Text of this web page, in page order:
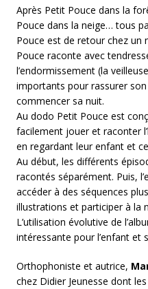
Après Petit Pouce dans la
Pouce dans la neige… tous
Pouce est de retour chez un
Pouce raconte avec
l’endormissement (la
importants pour rassurer
commencer sa nuit.
Au dodo Petit Pouce est
facilement jouer et raconter
en regardant leur enfant et
Au début, les différents
racontés séparément. Puis,
accéder à des séquences
illustrations et participer à la
L’utilisation évolutive de
intéressante pour l’enfant et
Orthophoniste et autrice,
chez Didier Jeunesse dont